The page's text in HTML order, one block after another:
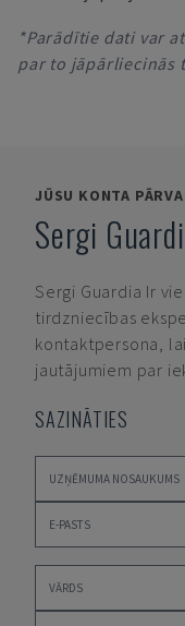
*Parādītie dati var
par to jāpārliecinās
JŪSU KONTA
Sergi
Sergi Guardia Ir
tirdzniecības
kontaktpersona,
jautājumiem par
SAZINĀTIES